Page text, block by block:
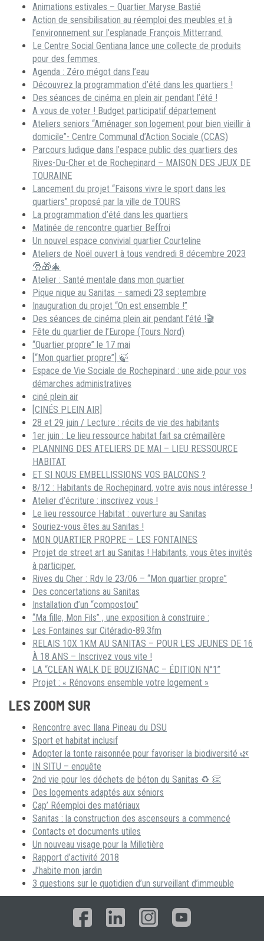
Animations estivales – Quartier Maryse Bastié
Action de sensibilisation au réemploi des meubles et à
l’environnement sur l’esplanade François Mitterrand.
Le Centre Social Gentiana lance une collecte de produits
pour des femmes
Agenda : Zéro mégot dans l’eau
Découvrez la programmation d’été dans les quartiers !
Des séances de cinéma en plein air pendant l’été !
A vous de voter ! Budget participatif département
Ateliers seniors “Aménager son logement pour bien vieillir à
domicile”- Centre Communal d’Action Sociale (CCAS)
Parcours ludique dans l’espace public des quartiers des
Rives-Du-Cher et de Rochepinard – MAISON DES JEUX DE
TOURAINE
Lancement du projet “Faisons vivre le sport dans les
quartiers” proposé par la ville de TOURS
La programmation d’été dans les quartiers
Matinée de rencontre quartier Beffroi
Un nouvel espace convivial quartier Courteline
Ateliers de Noël ouvert à tous vendredi 8 décembre 2023
🎅🎁🎄
Atelier : Santé mentale dans mon quartier
Pique nique au Sanitas – samedi 23 septembre
Inauguration du projet “On est ensemble !”
Des séances de cinéma plein air pendant l’été !🎬
Fête du quartier de l’Europe (Tours Nord)
“Quartier propre” le 17 mai
[“Mon quartier propre”] 🍃
Espace de Vie Sociale de Rochepinard : une aide pour vos
démarches administratives
ciné plein air
[CINÉS PLEIN AIR]
28 et 29 juin / Lecture : récits de vie des habitants
1er juin : Le lieu ressource habitat fait sa crémaillère
PLANNING DES ATELIERS DE MAI – LIEU RESSOURCE
HABITAT
ET SI NOUS EMBELLISSIONS VOS BALCONS ?
8/12 : Habitants de Rochepinard, votre avis nous intéresse !
Atelier d’écriture : inscrivez vous !
Le lieu ressource Habitat : ouverture au Sanitas
Souriez-vous êtes au Sanitas !
MON QUARTIER PROPRE – LES FONTAINES
Projet de street art au Sanitas ! Habitants, vous êtes invités
à participer.
Rives du Cher : Rdv le 23/06 – “Mon quartier propre”
Des concertations au Sanitas
Installation d’un “compostou”
“Ma fille, Mon Fils” , une exposition à construire :
Les Fontaines sur Citéradio-89.3fm
RELAIS 10X 1KM AU SANITAS – POUR LES JEUNES DE 16
À 18 ANS – Inscrivez vous vite !
LA “CLEAN WALK DE BOUZIGNAC – ÉDITION N°1”
Projet : « Rénovons ensemble votre logement »
LES ZOOM SUR
Rencontre avec Ilana Pineau du DSU
Sport et habitat inclusif
Adopter la tonte raisonnée pour favoriser la biodiversité 🌿
IN SITU – enquête
2nd vie pour les déchets de béton du Sanitas ♻ 👏
Des logements adaptés aux séniors
Cap’ Réemploi des matériaux
Sanitas : la construction des ascenseurs a commencé
Contacts et documents utiles
Un nouveau visage pour la Milletière
Rapport d’activité 2018
J’habite mon jardin
3 questions sur le quotidien d’un surveillant d’immeuble